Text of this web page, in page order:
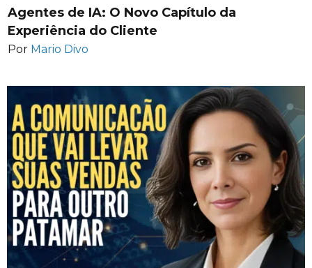
Agentes de IA: O Novo Capítulo da
Experiência do Cliente
Por Mario Divo